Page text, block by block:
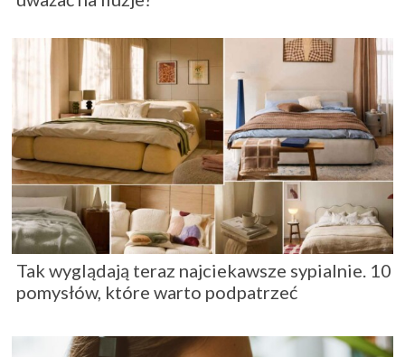
Tak wyglądają teraz najciekawsze sypialnie. 10
pomysłów, które warto podpatrzeć